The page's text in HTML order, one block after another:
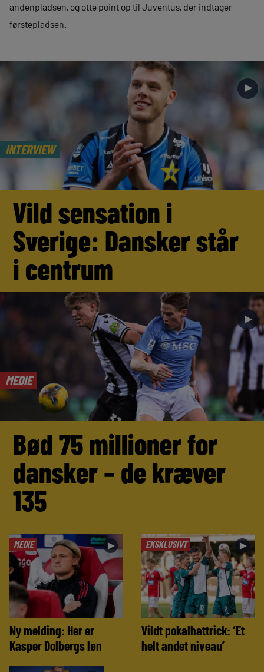
andenpladsen, og otte point op til Juventus, der indtager
førstepladsen.
INTERVIEW
►
Vild sensation i
Sverige: Dansker står
i centrum
MEDIE
►
Bød 75 millioner for
dansker – de kræver
135
MEDIE ►
Ny melding: Her er
Kasper Dolbergs løn
EKSKLUSIVT ►
Vildt pokalhattrick: ‘Et
helt andet niveau’